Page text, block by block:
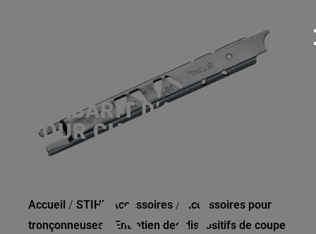
GABARIT D’AFFÛTAGE,
POUR CHAÎNES 1/4", 3/8"
Accueil / STIHL Accessoires /
Accessoires pour
tronçonneuses
Entretien des dispositifs de coupe